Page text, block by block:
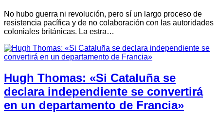
No hubo guerra ni revolución, pero sí un largo proceso de
resistencia pacífica y de no colaboración con las autoridades
coloniales británicas. La estra…
Hugh Thomas: «Si Cataluña se
declara independiente se convertirá
en un departamento de Francia»